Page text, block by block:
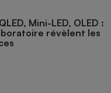
Mini-LED, OLED :
révèlent les